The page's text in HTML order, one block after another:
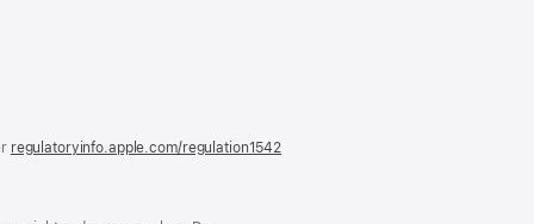
regulatoryinfo.apple.com/regulation1542